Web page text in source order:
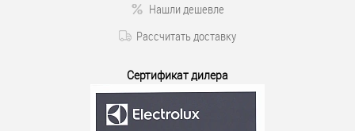
Нашли дешевле
Рассчитать доставку
Сертификат дилера